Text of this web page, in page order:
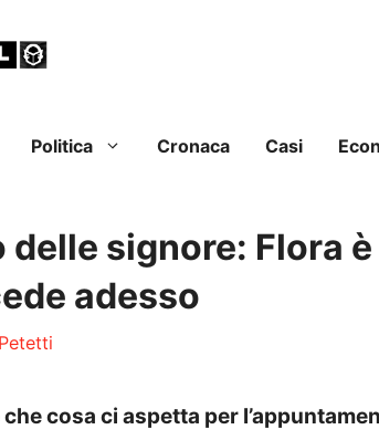
Politica Cronaca Casi
delle signore: Flora
adesso
cosa ci aspetta per